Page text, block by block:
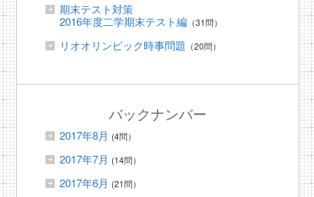
期末テスト対策
2016年度二学期末テスト編（31問）
リオオリンピック時事問題 （20問）
バックナンバー
2017年8月 (4問）
2017年7月 (14問）
2017年6月 (21問）